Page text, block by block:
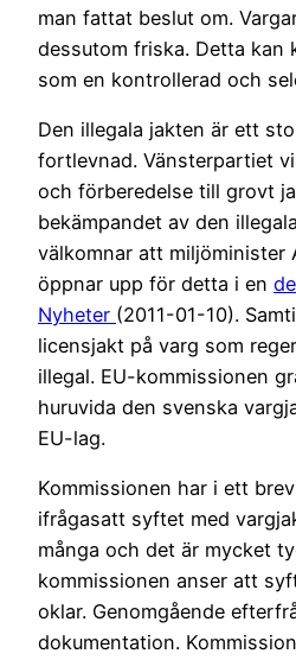
man fattat beslut om.
dessutom friska. Detta kan
som en kontrollerad och
Den illegala jakten är ett
fortlevnad. Vänsterpartiet
och förberedelse till grovt
bekämpandet av den
välkomnar att miljöminister
öppnar upp för detta i en
Nyheter (2011-01-10).
licensjakt på varg som
illegal. EU-kommissionen
huruvida den svenska
EU-lag.
Kommissionen har i ett
ifrågasatt syftet med
många och det är mycket
kommissionen anser att
oklar. Genomgående
dokumentation.